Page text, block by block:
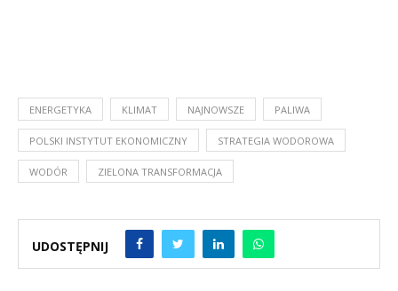
ENERGETYKA KLIMAT NAJNOWSZE PALIWA
POLSKI INSTYTUT EKONOMICZNY STRATEGIA WODOROWA
WODÓR ZIELONA TRANSFORMACJA
UDOSTĘPNIJ